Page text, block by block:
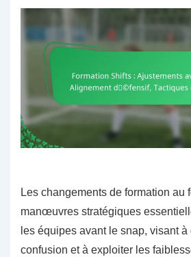
Les changements de formation au
manœuvres stratégiques
les équipes avant le snap, visant à
confusion et à exploiter les